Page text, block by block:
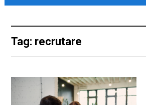
Tag: recrutare